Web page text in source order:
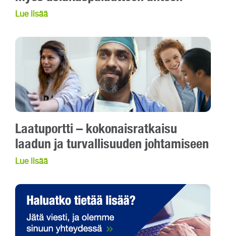
Lue lisää
Laatuportti – kokonaisratkaisu
laadun ja turvallisuuden johtamiseen
Lue lisää